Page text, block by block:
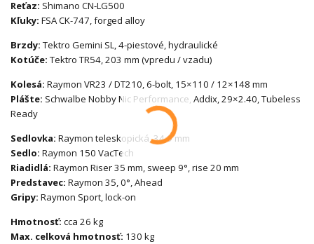
Reťaz: Shimano CN-LG500
Kľuky: FSA CK-747, forged alloy
Brzdy: Tektro Gemini SL, 4-piestové, hydraulické
Kotúče: Tektro TR54, 203 mm (vpredu / vzadu)
Kolesá: Raymon VR23 / DT210, 6-bolt, 15×110 / 12×148 mm
Plášte: Schwalbe Nobby Nic Performance, Addix, 29×2.40, Tubeless
Ready
Sedlovka: Raymon teleskopická, 34,9 mm
Sedlo: Raymon 150 VacTech
Riadidlá: Raymon Riser 35 mm, sweep 9°, rise 20 mm
Predstavec: Raymon 35, 0°, Ahead
Gripy: Raymon Sport, lock-on
Hmotnosť: cca 26 kg
Max. celková hmotnosť: 130 kg